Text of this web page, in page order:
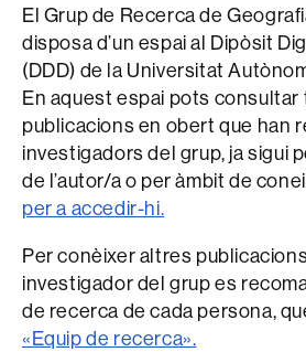
El Grup de Recerca de
disposa d’un espai al Dipòsit
(DDD) de la Universitat
En aquest espai pots
publicacions en obert que han
investigadors del grup, ja sigui
de l’autor/a o per àmbit de
per a accedir-hi.
Per conèixer altres
investigador del grup es
de recerca de cada persona,
«Equip de recerca».